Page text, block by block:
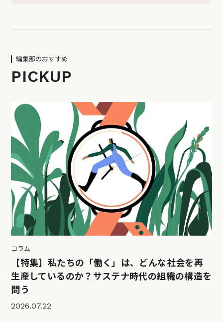
編集部のおすすめ
PICKUP
コラム
【特集】私たちの「働く」は、どんな社会を再
生産しているのか？サステナ時代の組織の構造を
問う
2026.07.22